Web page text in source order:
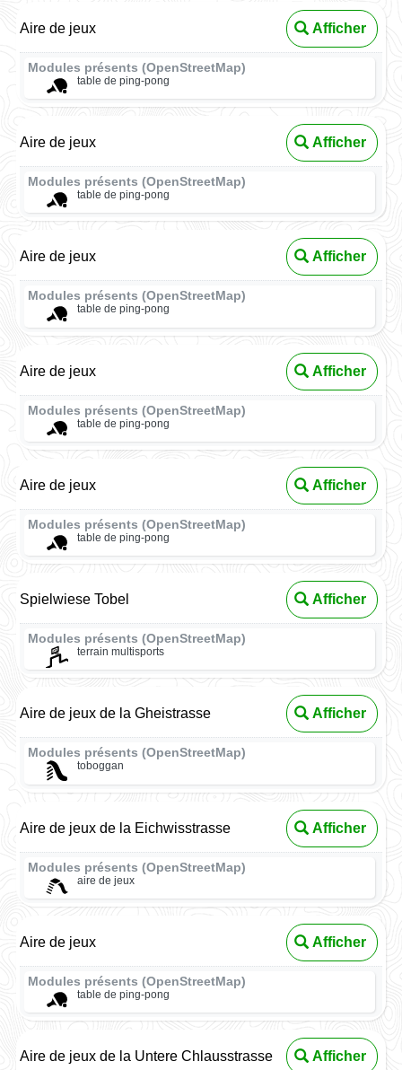
Aire de jeux Afficher
Modules présents (OpenStreetMap)
table de ping-pong
Aire de jeux Afficher
Modules présents (OpenStreetMap)
table de ping-pong
Aire de jeux Afficher
Modules présents (OpenStreetMap)
table de ping-pong
Aire de jeux Afficher
Modules présents (OpenStreetMap)
table de ping-pong
Aire de jeux Afficher
Modules présents (OpenStreetMap)
table de ping-pong
Spielwiese Tobel Afficher
Modules présents (OpenStreetMap)
terrain multisports
Aire de jeux de la Gheistrasse Afficher
Modules présents (OpenStreetMap)
toboggan
Aire de jeux de la Eichwisstrasse Afficher
Modules présents (OpenStreetMap)
aire de jeux
Aire de jeux Afficher
Modules présents (OpenStreetMap)
table de ping-pong
Aire de jeux de la Untere Chlausstrasse Afficher